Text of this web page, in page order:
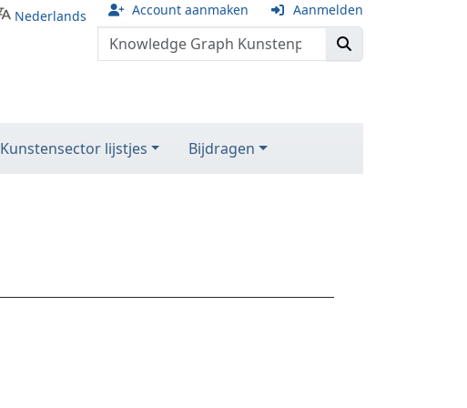
Nederlands Account aanmaken Aanmelden
Kunstensector lijstjes Bijdragen